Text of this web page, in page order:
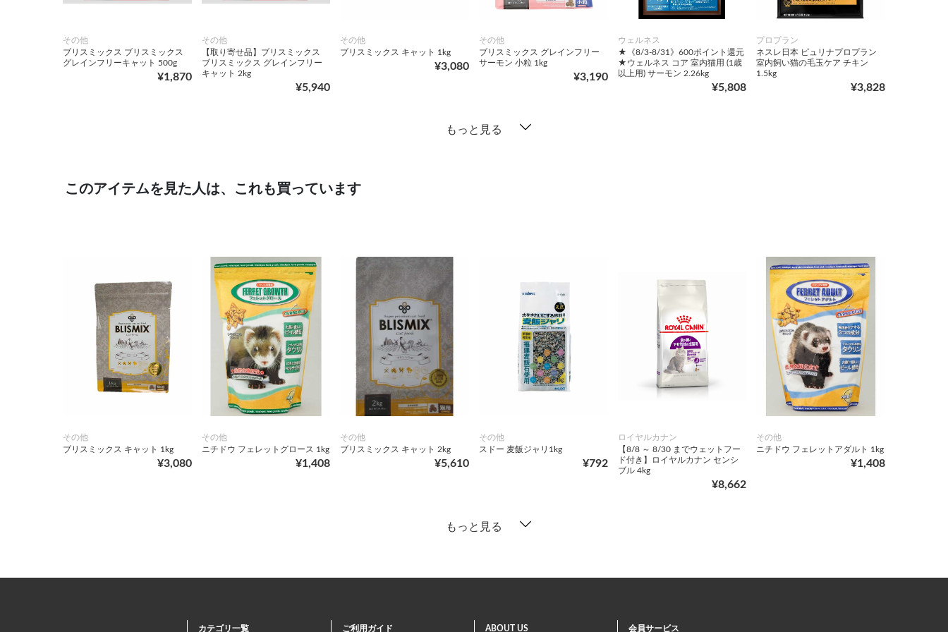
その他
ブリスミックス ブリスミックス
グレインフリーキャット 500g
¥1,870
その他
【取り寄せ品】ブリスミックス
ブリスミックス グレインフリー
キャット 2kg
¥5,940
その他
ブリスミックス キャット 1kg
¥3,080
その他
ブリスミックス グレインフリー
サーモン 小粒 1kg
¥3,190
ウェルネス
★《8/3-8/31》600ポイント還元
★ウェルネス コア 室内猫用 (1歳
以上用) サーモン 2.26kg
¥5,808
プロプラン
ネスレ日本 ピュリナプロプラン
室内飼い猫の毛玉ケア チキン
1.5kg
¥3,828
もっと見る
このアイテムを見た人は、これも買っています
その他
ブリスミックス キャット 1kg
¥3,080
その他
ニチドウ フェレットグロース 1kg
¥1,408
その他
ブリスミックス キャット 2kg
¥5,610
その他
スドー 麦飯ジャリ1kg
¥792
ロイヤルカナン
【8/8 ～ 8/30 までウェットフー
ド付き】ロイヤルカナン センシ
ブル 4kg
¥8,662
その他
ニチドウ フェレットアダルト 1kg
¥1,408
もっと見る
カテゴリ一覧 ご利用ガイド ABOUT US 会員サービス